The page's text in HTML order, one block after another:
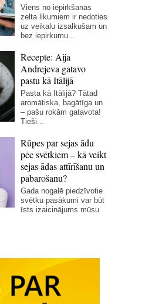
Viens no iepirkšanās
zelta likumiem ir nedoties
uz veikalu izsalkušam un
bez iepirkumu...
Recepte: Aija
Andrejeva gatavo
pastu kā Itālijā
Pasta kā Itālijā? Tātad
aromātiska, bagātīga un
– pašu rokām gatavota!
Tieši...
Rūpes par sejas ādu
pēc svētkiem – kā veikt
sejas ādas attīrīšanu un
pabarošanu?
Gada nogalē piedzīvotie
svētku pasākumi var būt
īsts izaicinājums mūsu